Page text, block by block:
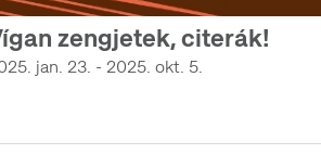
zengjetek, citerák!
jan. 23. - 2025. okt. 5.